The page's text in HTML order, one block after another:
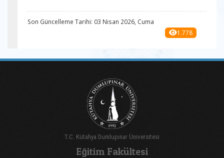
Son Güncelleme Tarihi: 03 Nisan 2026, Cuma
1.778
T.C. Kütahya Dumlupınar Üniversitesi
Eğitim Fakültesi